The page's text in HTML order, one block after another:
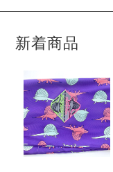
新着商品